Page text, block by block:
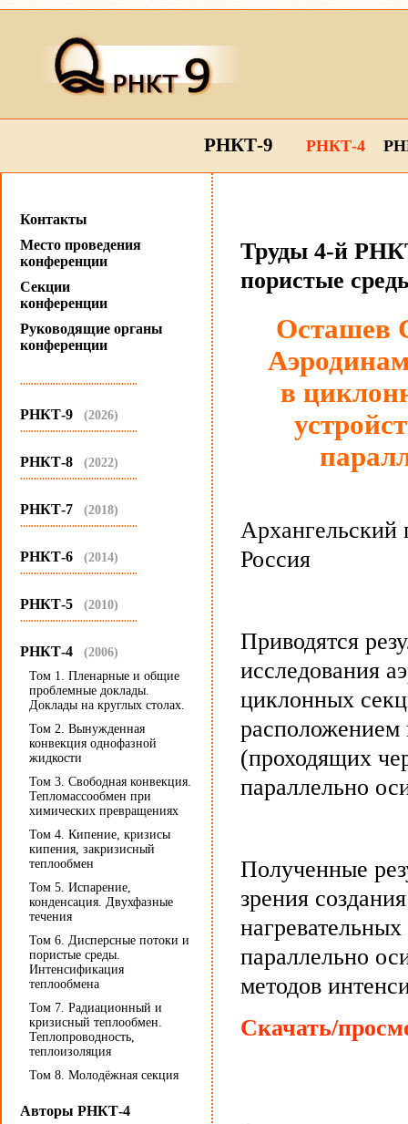
РНКТ-9 РНКТ-4
Контакты
Место проведения
конференции
Секции
конференции
Руководящие органы
конференции
...........................................
РНКТ-9 (2026)
...........................................
РНКТ-8 (2022)
...........................................
РНКТ-7 (2018)
...........................................
РНКТ-6 (2014)
...........................................
РНКТ-5 (2010)
...........................................
РНКТ-4 (2006)
Том 1. Пленарные и общие
проблемные доклады.
Доклады на круглых столах.
Том 2. Вынужденная
конвекция однофазной
жидкости
Том 3. Свободная конвекция.
Тепломассообмен при
химических превращениях
Том 4. Кипение, кризисы
кипения, закризисный
теплообмен
Том 5. Испарение,
конденсация. Двухфазные
течения
Том 6. Дисперсные потоки и
пористые среды.
Интенсификация
теплообмена
Том 7. Радиационный и
кризисный теплообмен.
Теплопроводность,
теплоизоляция
Том 8. Молодёжная секция
Авторы РНКТ-4
Труды 4-й
пористые
Осташев
в
Архангельский
Россия
Приводятся
исследования
циклонных
расположением
(проходящих
параллельно
Полученные
зрения
параллельно
методов
Скачать/